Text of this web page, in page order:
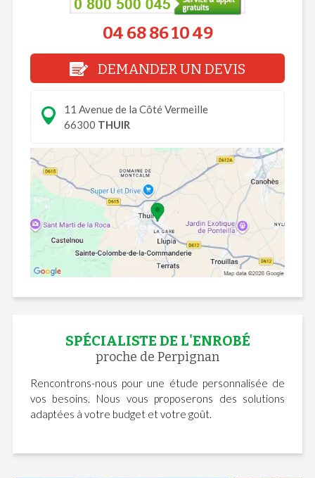
04 68 86 10 49
DEMANDER UN DEVIS
11 Avenue de la Côté Vermeille
66300 THUIR
SPÉCIALISTE DE L'ENROBÉ
proche de Perpignan
Rencontrons-nous pour une étude personnalisée de
vos besoins. Nous vous proposerons des solutions
adaptées à votre budget et votre goût.